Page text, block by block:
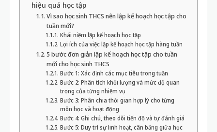
hiệu quả học tập
Vì sao học sinh THCS nên lập kế hoạch học tập cho
tuần mới?
Khái niệm lập kế hoạch học tập
Lợi ích của việc lập kế hoạch học tập hàng tuần
5 bước đơn giản lập kế hoạch học tập cho tuần
mới cho học sinh THCS
Bước 1: Xác định các mục tiêu trong tuần
Bước 2: Phân tích khối lượng và mức độ quan
trọng của từng nhiệm vụ
Bước 3: Phân chia thời gian hợp lý cho từng
môn học và hoạt động
Bước 4: Ghi chú, theo dõi tiến độ và tự đánh giá
Bước 5: Duy trì sự linh hoạt, cân bằng giữa học